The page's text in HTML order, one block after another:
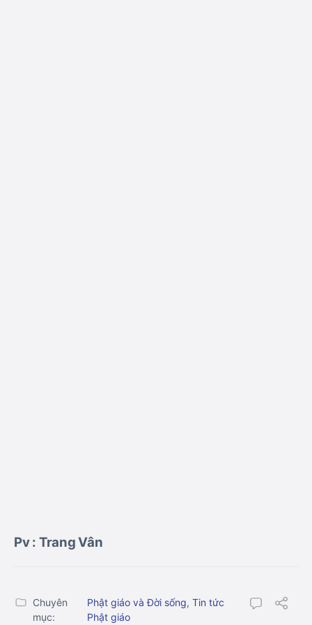
Pv : Trang Vân
Chuyên
mục:
Phật giáo và Đời sống, Tin tức
Phật giáo